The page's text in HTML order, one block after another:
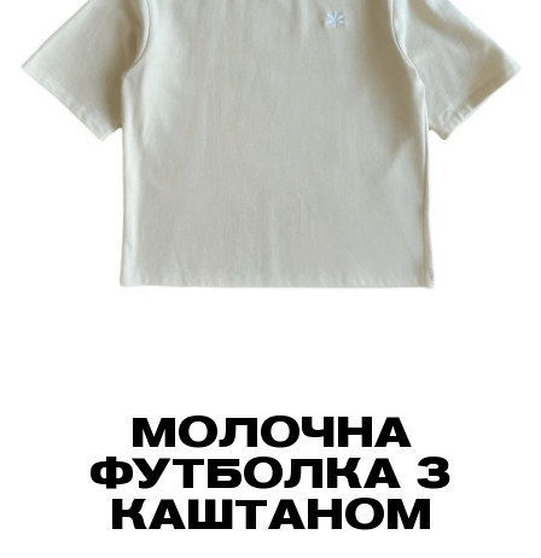
MОЛОЧНА
ФУТБОЛКА З
КАШТАНОМ